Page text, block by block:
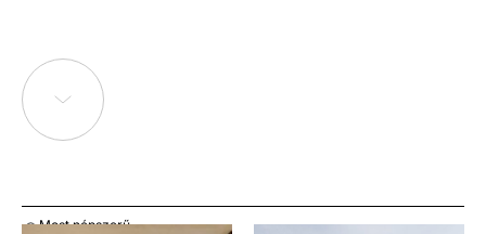
Most népszerű